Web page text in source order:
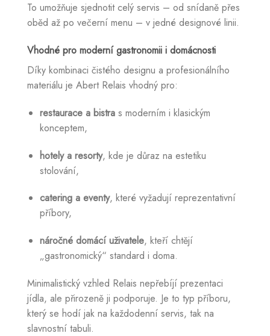
To umožňuje sjednotit celý servis – od snídaně přes
oběd až po večerní menu – v jedné designové linii.
Vhodné pro moderní gastronomii i domácnosti
Díky kombinaci čistého designu a profesionálního
materiálu je Abert Relais vhodný pro:
restaurace a bistras moderním i klasickým
konceptem,
hotely a resorty, kde je důraz na estetiku
stolování,
catering a eventy, které vyžadují reprezentativní
příbory,
náročné domácí uživatele, kteří chtějí
„gastronomický“ standard i doma.
Minimalistický vzhled Relais nepřebíjí prezentaci
jídla, ale přirozeně ji podporuje. Je to typ příboru,
který se hodí jak na každodenní servis, tak na
slavnostní tabuli.